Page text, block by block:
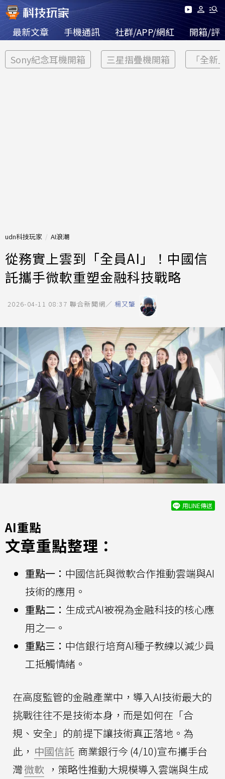
最新文章 手機通訊 社群/APP/網紅 開箱/評
Sony紀念耳機開箱 三星摺疊機開箱 「全新
udn科技玩家 AI浪潮
從務實上雲到「全員AI」！中國信
託攜手微軟重塑金融科技戰略
2026-04-11 08:37 聯合新聞網／ 楊又肇
用LINE傳送
AI重點
文章重點整理：
重點一： 中國信託與微軟合作推動雲端與AI
技術的應用。
重點二： 生成式AI被視為金融科技的核心應
用之一。
重點三： 中信銀行培育AI種子教練以減少員
工抵觸情緒。
在高度監管的金融產業中，導入AI技術最大的
挑戰往往不是技術本身，而是如何在「合
規、安全」的前提下讓技術真正落地。為
此， 中國信託 商業銀行今 (4/10)宣布攜手台
灣微軟 ，策略性推動大規模導入雲端與生成